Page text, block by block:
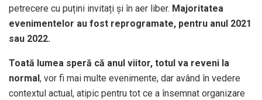
petrecere cu puțini invitați și în aer liber. Majoritatea
evenimentelor au fost reprogramate, pentru anul 2021
sau 2022.
Toată lumea speră că anul viitor, totul va reveni la
normal , vor fi mai multe evenimente, dar având în vedere
contextul actual, atipic pentru tot ce a însemnat organizare